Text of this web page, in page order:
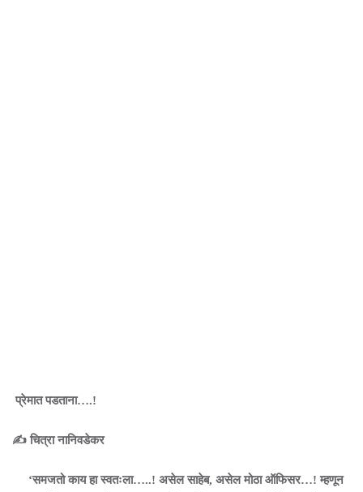
प्रेमात पडताना….!
✍️ चित्रा नानिवडेकर
‘समजतो काय हा स्वतःला…..! असेल साहेब, असेल मोठा ऑफिसर…! म्हणून